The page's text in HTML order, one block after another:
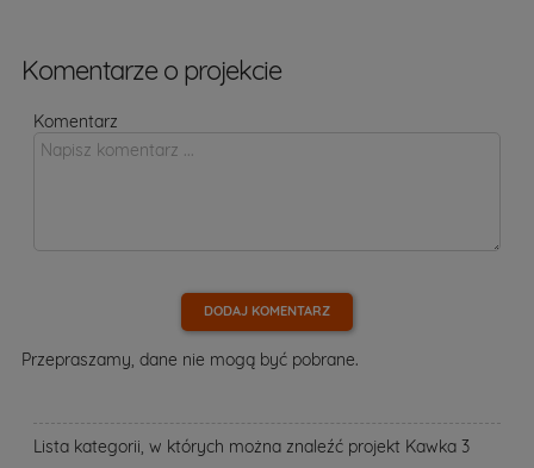
Komentarze o projekcie
Komentarz
DODAJ KOMENTARZ
Przepraszamy, dane nie mogą być pobrane.
Lista kategorii, w których można znaleźć projekt Kawka 3